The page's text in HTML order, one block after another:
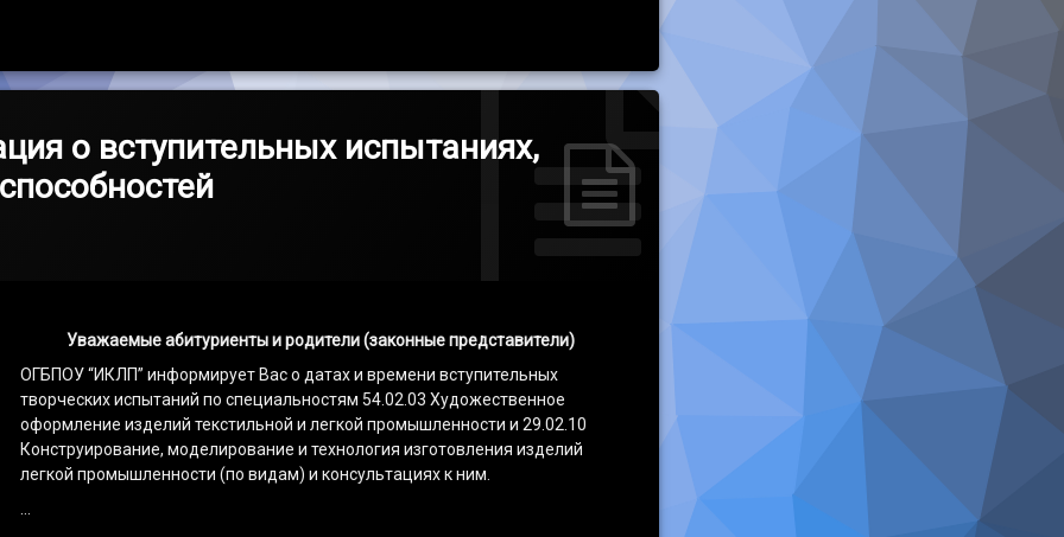
о вступительных испытаниях,
Уважаемые абитуриенты и родители (законные представители)
ОГБПОУ “ИКЛП” информирует Вас о датах и времени вступительных
творческих испытаний по специальностям 54.02.03 Художественное
оформление изделий текстильной и легкой промышленности и 29.02.10
Конструирование, моделирование и технология изготовления изделий
легкой промышленности (по видам) и консультациях к ним.